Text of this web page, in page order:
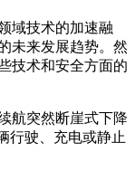
域技术的加速融
未来发展趋势。然
技术和安全方面的
航突然断崖式下降
行驶、充电或静止